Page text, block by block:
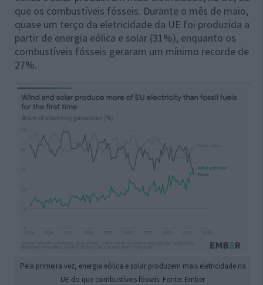
que os combustíveis fósseis. Durante o mês de maio,
quase um terço da eletricidade da UE foi produzida a
partir de energia eólica e solar (31%), enquanto os
combustíveis fósseis geraram um mínimo recorde de
27%.
Pela primeira vez, energia eólica e solar produzem mais eletricidade na
UE do que combustíveis fósseis. Fonte: Ember